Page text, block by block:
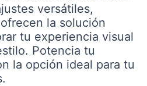
versátiles,
la solución
tu experiencia visual
Potencia tu
la opción ideal para tu